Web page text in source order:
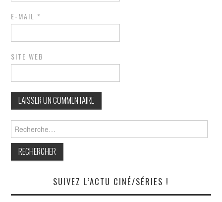
E-MAIL *
SITE WEB
SUIVEZ L’ACTU CINÉ/SÉRIES !